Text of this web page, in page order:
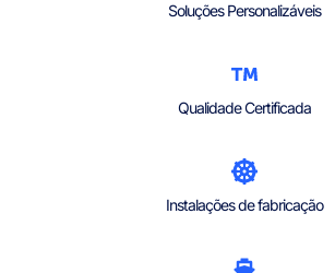
Soluções Personalizáveis
Qualidade Certificada
Instalações de fabricação